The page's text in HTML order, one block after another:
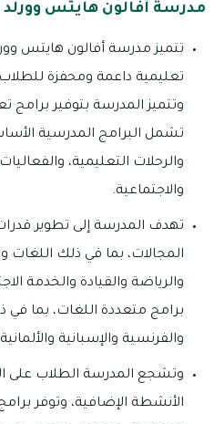
مدرسة أفالون هايتس
تتميز مدرسة أفالون هايتس
تعليمية داعمة ومحفزة
وتتميز المدرسة بتوفير برامج
تشمل البرامج المدرسية
والرحلات التعليمية،
والاجتماعية.
تهدف المدرسة إلى تطوير
المجالات، بما في ذلك اللغات
والرياضة والقيادة والخدمة
برامج متعددة اللغات، بما في
والفرنسية والإسبانية
وتشجع المدرسة الطلاب على
الأنشطة الإضافية، وتوفر